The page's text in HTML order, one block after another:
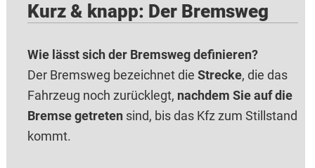
Kurz & knapp: Der Bremsweg
Wie lässt sich der Bremsweg definieren?
Der Bremsweg bezeichnet die Strecke, die das
Fahrzeug noch zurücklegt, nachdem Sie auf die
Bremse getreten sind, bis das Kfz zum Stillstand
kommt.